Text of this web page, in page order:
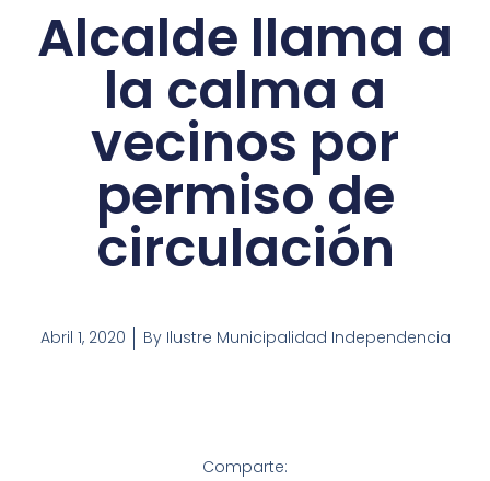
Alcalde llama a
la calma a
vecinos por
permiso de
circulación
Abril 1, 2020 ByIlustre Municipalidad Independencia
Comparte: